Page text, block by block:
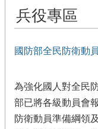
兵役專區
國防部全民防衛動
為強化國人對全民
部已將各級動員會
防衛動員準備綱領